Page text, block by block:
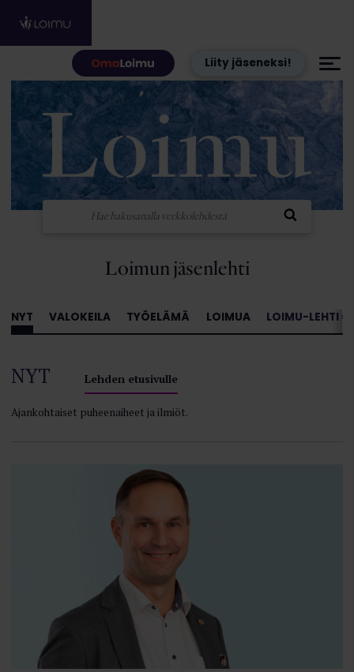
Liity jäseneksi!
Loimun jäsenlehti
NYT VALOKEILA TYÖELÄMÄ LOIMUA LOIMU-LEHTI »
NYT Lehden etusivulle
Ajankohtaiset puheenaiheet ja ilmiöt.